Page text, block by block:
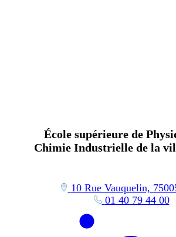
École supérieure de
Chimie Industrielle de la
10 Rue Vauquelin,
01 40 79 44 00